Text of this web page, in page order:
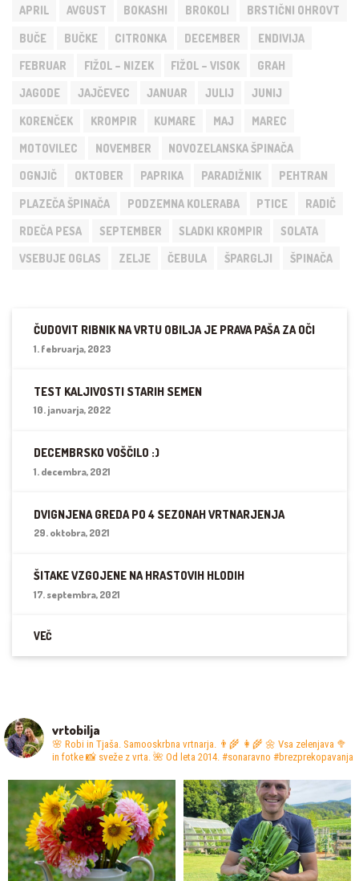
APRIL AVGUST BOKASHI BROKOLI BRSTIČNI OHROVT
BUČE BUČKE CITRONKA DECEMBER ENDIVIJA
FEBRUAR FIŽOL – NIZEK FIŽOL – VISOK GRAH
JAGODE JAJČEVEC JANUAR JULIJ JUNIJ
KORENČEK KROMPIR KUMARE MAJ MAREC
MOTOVILEC NOVEMBER NOVOZELANSKA ŠPINAČA
OGNJIČ OKTOBER PAPRIKA PARADIŽNIK PEHTRAN
PLAZEČA ŠPINAČA PODZEMNA KOLERABA PTICE RADIČ
RDEČA PESA SEPTEMBER SLADKI KROMPIR SOLATA
VSEBUJE OGLAS ZELJE ČEBULA ŠPARGLJI ŠPINAČA
ČUDOVIT RIBNIK NA VRTU OBILJA JE PRAVA PAŠA ZA OČI
1. februarja, 2023
TEST KALJIVOSTI STARIH SEMEN
10. januarja, 2022
DECEMBRSKO VOŠČILO :)
1. decembra, 2021
DVIGNJENA GREDA PO 4 SEZONAH VRTNARJENJA
29. oktobra, 2021
ŠITAKE VZGOJENE NA HRASTOVIH HLODIH
17. septembra, 2021
VEČ
vrtobilja
🌸 Robi in Tjaša. Samooskrbna vrtnarja. 👨‍🌾 👩‍🌾 🌼 Vsa zelenjava 🥦
in fotke 📸 sveže z vrta. 🌺 Od leta 2014. #sonaravno #brezprekopavanja